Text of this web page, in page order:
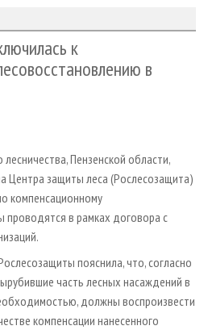
ПЛИТ
к
в
Пензенской области,
Центра защиты леса (Рослесозащита)
компенсационному
проводятся в рамках договора с
пояснила, что, согласно
часть лесных насаждений в
должны воспроизвести
компенсации нанесенного